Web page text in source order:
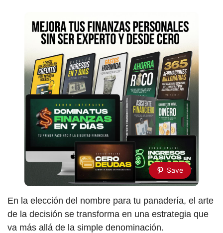
Save
En la elección del nombre para tu panadería, el arte
de la decisión se transforma en una estrategia que
va más allá de la simple denominación.